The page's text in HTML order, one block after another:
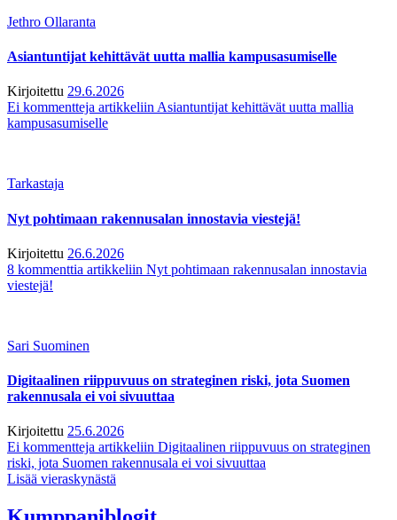
Jethro Ollaranta
Asiantuntijat kehittävät uutta mallia kampusasumiselle
Kirjoitettu 29.6.2026
Ei kommentteja artikkeliin Asiantuntijat kehittävät uutta mallia
kampusasumiselle
Tarkastaja
Nyt pohtimaan rakennusalan innostavia viestejä!
Kirjoitettu 26.6.2026
8 kommenttia artikkeliin Nyt pohtimaan rakennusalan innostavia
viestejä!
Sari Suominen
Digitaalinen riippuvuus on strateginen riski, jota Suomen
rakennusala ei voi sivuuttaa
Kirjoitettu 25.6.2026
Ei kommentteja artikkeliin Digitaalinen riippuvuus on strateginen
riski, jota Suomen rakennusala ei voi sivuuttaa
Lisää vieraskynästä